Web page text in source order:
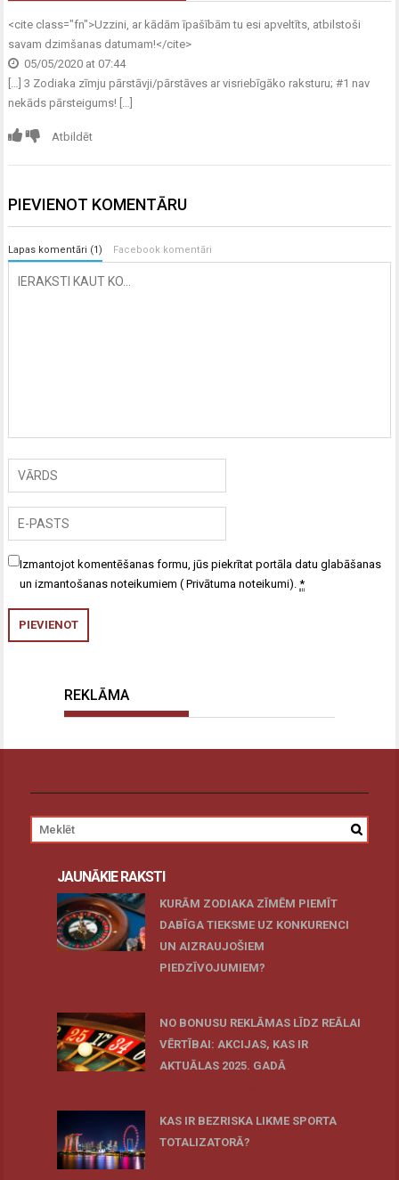
<cite class="fn">Uzzini, ar kādām īpašībām tu esi apveltīts, atbilstoši
savam dzimšanas datumam!</cite>
05/05/2020 at 07:44
[…] 3 Zodiaka zīmju pārstāvji/pārstāves ar visriebīgāko raksturu; #1 nav
nekāds pārsteigums! […]
Atbildēt
PIEVIENOT KOMENTĀRU
Lapas komentāri (1) Facebook komentāri
Izmantojot komentēšanas formu, jūs piekrītat portāla datu glabāšanas
un izmantošanas noteikumiem ( Privātuma noteikumi).*
REKLĀMA
JAUNĀKIE RAKSTI
KURĀM ZODIAKA ZĪMĒM PIEMĪT
DABĪGA TIEKSME UZ KONKURENCI
UN AIZRAUJOŠIEM
PIEDZĪVOJUMIEM?
NO BONUSU REKLĀMAS LĪDZ REĀLAI
VĒRTĪBAI: AKCIJAS, KAS IR
AKTUĀLAS 2025. GADĀ
KAS IR BEZRISKA LIKME SPORTA
TOTALIZATORĀ?